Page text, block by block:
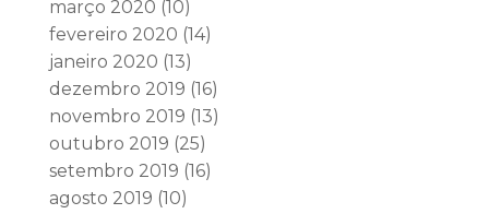
março 2020 (10)
fevereiro 2020 (14)
janeiro 2020 (13)
dezembro 2019 (16)
novembro 2019 (13)
outubro 2019 (25)
setembro 2019 (16)
agosto 2019 (10)